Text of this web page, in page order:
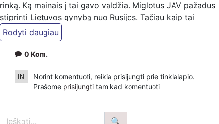
rinką. Ką mainais į tai gavo valdžia. Miglotus JAV pažadus
stiprinti Lietuvos gynybą nuo Rusijos. Tačiau kaip tai
susiję? Ar tai išvis susiję? Ir kodėl valdžia netaiso aiškios
klaidos?
Jei manote, kad mūsų darbas Jums reikalingas, kviečiame
paremti: Patreon platformoje
patreon.com/KazimierasJuraitis; Tiesiogiai pervedant per
''Auka''.
0 Kom.
Norint komentuoti, reikia prisijungti prie tinklalapio.
Prašome prisijungti tam kad komentuoti